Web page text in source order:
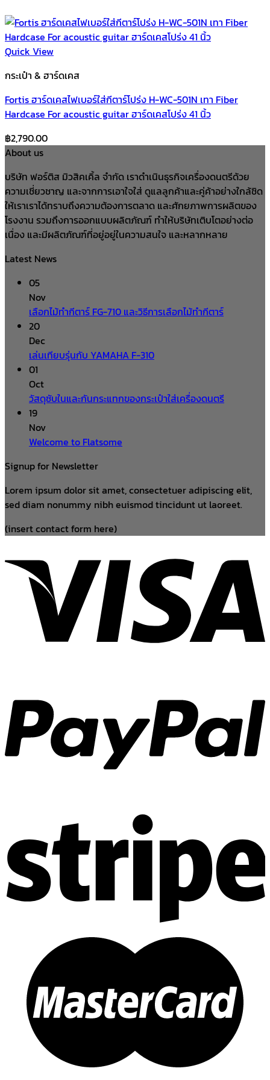
Quick View
กระเป๋า & ฮาร์ดเคส
Fortis ฮาร์ดเคสไฟเบอร์ใส่กีตาร์โปร่ง H-WC-501N เทา Fiber
Hardcase For acoustic guitar ฮาร์ดเคสโปร่ง 41 นิ้ว
฿2,790.00
About us
บริษัท ฟอร์ติส มิวสิคเคิ้ล จำกัด เราดำเนินธุรกิจเครื่องดนตรีด้วย
ความเชี่ยวชาญ และจากการเอาใจใส่ ดูแลลูกค้าและคู่ค้าอย่างใกล้ชิด
ให้เราเราได้ทราบถึงความต้องการตลาด และศักยภาพการผลิตของ
โรงงาน รวมถึงการออกแบบผลิตภัณฑ์ ทำให้บริษัทเติบโตอย่างต่อ
เนื่อง และมีผลิตภัณฑ์ที่อยู่อยู่ในความสนใจ และหลากหลาย
Latest News
05
Nov
เลือกไม้ทำกีตาร์ FG-710 และวิธีการเลือกไม้ทำกีตาร์
20
Dec
เล่นเทียบรุ่นกับ YAMAHA F-310
01
Oct
วัสดุซับในและกันกระแทกของกระเป๋าใส่เครื่องดนตรี
19
Nov
Welcome to Flatsome
Signup for Newsletter
Lorem ipsum dolor sit amet, consectetuer adipiscing elit,
sed diam nonummy nibh euismod tincidunt ut laoreet.
(insert contact form here)